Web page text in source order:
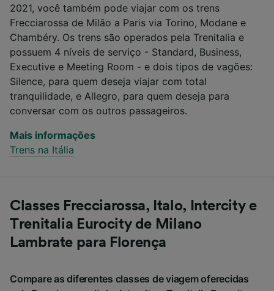
2021, você também pode viajar com os trens
Frecciarossa de Milão a Paris via Torino, Modane e
Chambéry. Os trens são operados pela Trenitalia e
possuem 4 níveis de serviço - Standard, Business,
Executive e Meeting Room - e dois tipos de vagões:
Silence, para quem deseja viajar com total
tranquilidade, e Allegro, para quem deseja para
conversar com os outros passageiros.
Mais informações
Trens na Itália
Classes Frecciarossa, Italo, Intercity e
Trenitalia Eurocity de Milano
Lambrate para Florença
Compare as diferentes classes de viagem oferecidas